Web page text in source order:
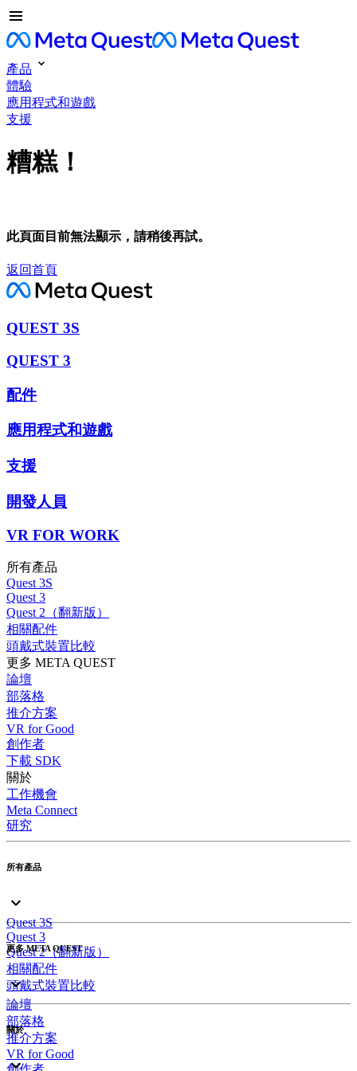
產品
體驗
應用程式和遊戲
支援
糟糕！
此頁面目前無法顯示，請稍後再試。
返回首頁
QUEST 3S
QUEST 3
配件
應用程式和遊戲
支援
開發人員
VR FOR WORK
所有產品
Quest 3S
Quest 3
Quest 2（翻新版）
相關配件
頭戴式裝置比較
更多 META QUEST
論壇
部落格
推介方案
VR for Good
創作者
下載 SDK
關於
工作機會
Meta Connect
研究
所有產品
Quest 3S
Quest 3
Quest 2（翻新版）
相關配件
頭戴式裝置比較
更多 META QUEST
論壇
部落格
推介方案
VR for Good
關於